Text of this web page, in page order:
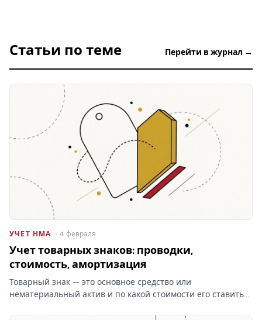
Статьи по теме Перейти в журнал →
УЧЕТ НМА · 4 февраля
Учет товарных знаков: проводки,
стоимость, амортизация
Товарный знак — это основное средство или
нематериальный актив и по какой стоимости его ставить